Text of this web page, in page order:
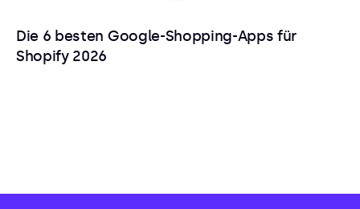
Die 6 besten Google-Shopping-Apps für
Shopify 2026